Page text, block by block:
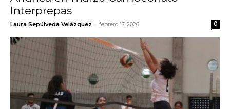
Interprepas
Laura Sepúlveda Velázquez - febrero 17, 2026 0